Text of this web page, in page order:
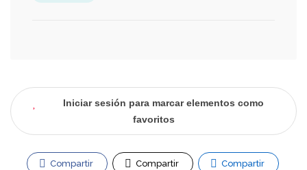
Iniciar sesión para marcar elementos como
favoritos
Compartir Compartir Compartir